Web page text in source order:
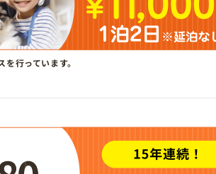
行っています。